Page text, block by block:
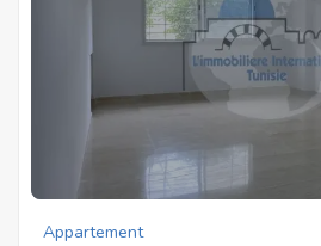
Appartement